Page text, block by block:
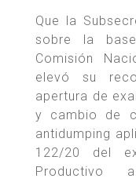
Que la
sobre la
Comisión
elevó su
apertura de
y cambio de
antidumping
122/20 del
Productivo